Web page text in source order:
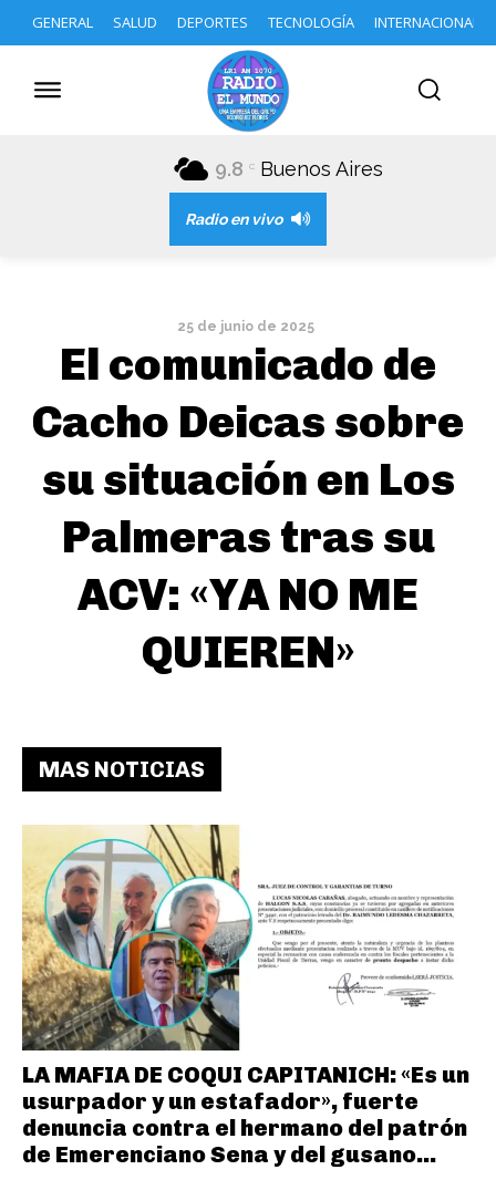
GENERAL SALUD DEPORTES TECNOLOGÍA INTERNACIONAL
9.8 C Buenos Aires
Radio en vivo
25 de junio de 2025
El comunicado de
Cacho Deicas sobre
su situación en Los
Palmeras tras su
ACV: «YA NO ME
QUIEREN»
MAS NOTICIAS
LA MAFIA DE COQUI CAPITANICH: «Es un
usurpador y un estafador», fuerte
denuncia contra el hermano del patrón
de Emerenciano Sena y del gusano...